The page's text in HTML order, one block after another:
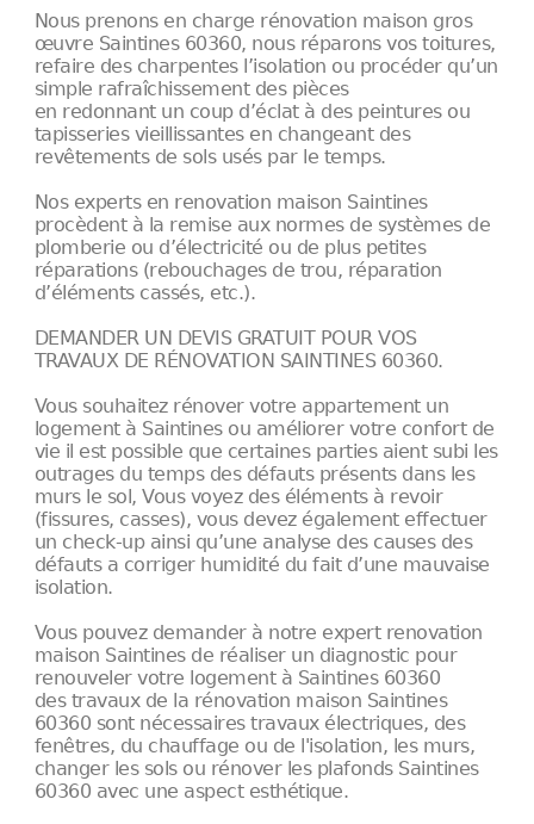
Nous prenons en charge rénovation maison gros
œuvre Saintines 60360, nous réparons vos toitures,
refaire des charpentes l’isolation ou procéder qu’un
simple rafraîchissement des pièces
en redonnant un coup d’éclat à des peintures ou
tapisseries vieillissantes en changeant des
revêtements de sols usés par le temps.
Nos experts en renovation maison Saintines
procèdent à la remise aux normes de systèmes de
plomberie ou d’électricité ou de plus petites
réparations (rebouchages de trou, réparation
d’éléments cassés, etc.).
DEMANDER UN DEVIS GRATUIT POUR VOS
TRAVAUX DE RÉNOVATION SAINTINES 60360.
Vous souhaitez rénover votre appartement un
logement à Saintines ou améliorer votre confort de
vie il est possible que certaines parties aient subi les
outrages du temps des défauts présents dans les
murs le sol, Vous voyez des éléments à revoir
(fissures, casses), vous devez également effectuer
un check-up ainsi qu’une analyse des causes des
défauts a corriger humidité du fait d’une mauvaise
isolation.
Vous pouvez demander à notre expert renovation
maison Saintines de réaliser un diagnostic pour
renouveler votre logement à Saintines 60360
des travaux de la rénovation maison Saintines
60360 sont nécessaires travaux électriques, des
fenêtres, du chauffage ou de l'isolation, les murs,
changer les sols ou rénover les plafonds Saintines
60360 avec une aspect esthétique.